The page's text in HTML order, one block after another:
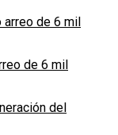
de 6 mil